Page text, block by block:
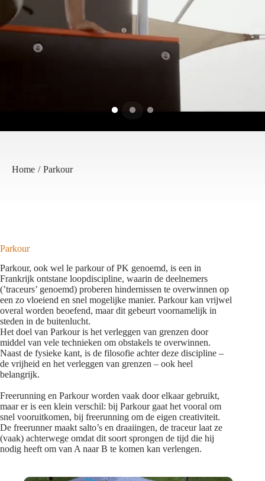
Home / Parkour
Parkour
Parkour, ook wel le parkour of PK genoemd, is een in
Frankrijk ontstane loopdiscipline, waarin de deelnemers
(’traceurs’ genoemd) proberen hindernissen te overwinnen op
een zo vloeiend en snel mogelijke manier. Parkour kan vrijwel
overal worden beoefend, maar dit gebeurt voornamelijk in
steden in de buitenlucht.
Het doel van Parkour is het verleggen van grenzen door
middel van vele technieken om obstakels te overwinnen.
Naast de fysieke kant, is de filosofie achter deze discipline –
de vrijheid en het verleggen van grenzen – ook heel
belangrijk.
Freerunning en Parkour worden vaak door elkaar gebruikt,
maar er is een klein verschil: bij Parkour gaat het vooral om
snel vooruitkomen, bij freerunning om de eigen creativiteit.
De freerunner maakt salto’s en draaiingen, de traceur laat ze
(vaak) achterwege omdat dit soort sprongen de tijd die hij
nodig heeft om van A naar B te komen kan verlengen.